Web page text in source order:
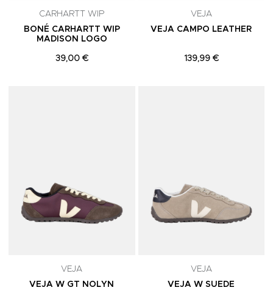
CARHARTT WIP
BONÉ CARHARTT WIP
MADISON LOGO
39,00 €
VEJA
VEJA CAMPO LEATHER
139,99 €
VEJA
VEJA W GT NOLYN
VEJA
VEJA W SUEDE